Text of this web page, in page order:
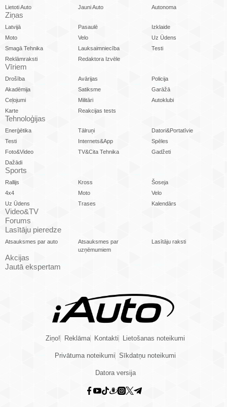
Lietoti Auto Jauni Auto Autonoma
Ziņas
Latvijā Pasaulē
Izklaide
Moto
Velo
Uz Ūdens
Smagā Tehnika
Lauksaimniecība
Testi
Reklāmraksti
Redaktora Izvēle
Vīriem
Drošība Avārijas
Policija
Akadēmija
Satiksme
Garāžā
Ceļojumi
Militāri
Autoklubi
Karte
Reakcijas tests
Tehnoloģijas
Enerģētika Tālruņi
Datori&Portatīvie
Testi
Internets&App
Spēles
Foto&Video
TV&Cita Tehnika
Gadžeti
Dažādi
Sports
Rallijs Kross
Šoseja
4x4
Moto
Velo
Uz Ūdens
Trases Kalendārs
Video&TV
Forums
Lasītāju pieredze
Atsauksmes par auto
Atsauksmes par
uzņēmumiem
Lasītāju raksti
Akcijas
Jautā ekspertam
Ziņo! Reklāma Kontakti Lietošanas noteikumi
Privātuma noteikumi Sīkdatņu noteikumi
Datora versija